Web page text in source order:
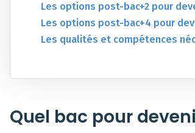
Les options post-bac+2 pour
Les options post-bac+4 pour
Les qualités et compétences
Quel bac pour